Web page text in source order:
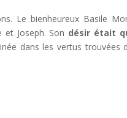
Le bienheureux Basile
Joseph. Son désir était
dans les vertus trouvées